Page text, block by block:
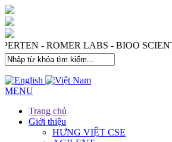
PERTEN - ROMER LABS - BIOO
MENU
Trang chủ
Giới thiệu
HƯNG VIỆT CSE